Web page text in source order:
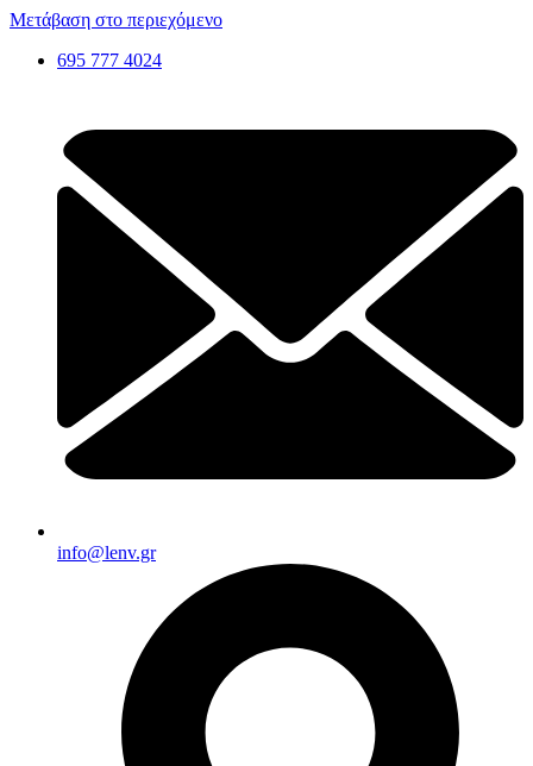
Μετάβαση στο περιεχόμενο
695 777 4024
info@lenv.gr